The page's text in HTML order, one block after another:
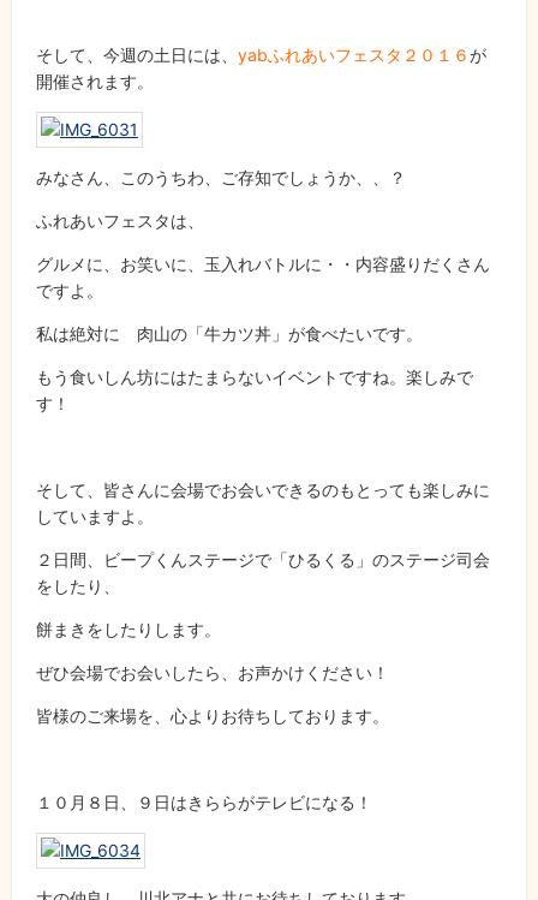
そして、今週の土日には、 yabふれあいフェスタ２０１６が
開催されます。
みなさん、このうちわ、ご存知でしょうか、、？
ふれあいフェスタは、
グルメに、お笑いに、玉入れバトルに・・内容盛りだくさん
ですよ。
私は絶対に 肉山の「牛カツ丼」が食べたいです。
もう食いしん坊にはたまらないイベントですね。楽しみで
す！
そして、皆さんに会場でお会いできるのもとっても楽しみに
していますよ。
２日間、ビープくんステージで「ひるくる」のステージ司会
をしたり、
餅まきをしたりします。
ぜひ会場でお会いしたら、お声かけください！
皆様のご来場を、心よりお待ちしております。
１０月８日、９日はきららがテレビになる！